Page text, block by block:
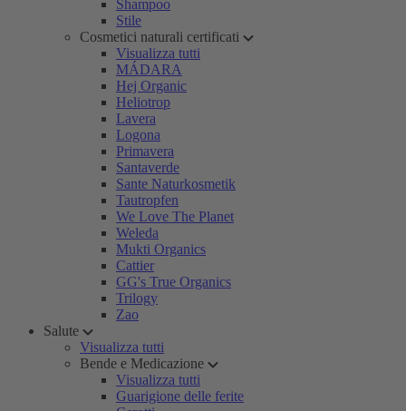
Shampoo
Stile
Cosmetici naturali certificati
Visualizza tutti
MÁDARA
Hej Organic
Heliotrop
Lavera
Logona
Primavera
Santaverde
Sante Naturkosmetik
Tautropfen
We Love The Planet
Weleda
Mukti Organics
Cattier
GG's True Organics
Trilogy
Zao
Salute
Visualizza tutti
Bende e Medicazione
Visualizza tutti
Guarigione delle ferite